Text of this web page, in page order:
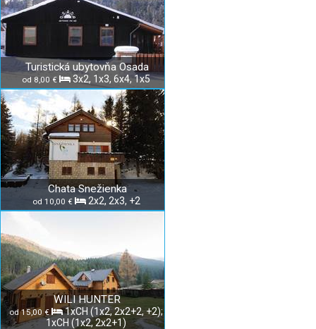
Turistická ubytovňa Osada
od 8,00 € 3x2, 1x3, 6x4, 1x5
Chata Snežienka
od 10,00 € 2x2, 2x3, +2
WILI HUNTER
od 15,00 €
1xCH (1x2, 2x2+2, +2);
1xCH (1x2, 2x2+1)